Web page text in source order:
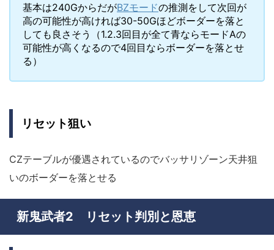
基本は240GからだがBZモードの推測をして次回が
高の可能性が高ければ30-50Gほどボーダーを落と
しても良さそう（1.2.3回目が全て青ならモードAの
可能性が高くなるので4回目ならボーダーを落とせ
る）
リセット狙い
CZテーブルが優遇されているのでバッサリゾーン天井狙
いのボーダーを落とせる
新鬼武者2 リセット判別と恩恵